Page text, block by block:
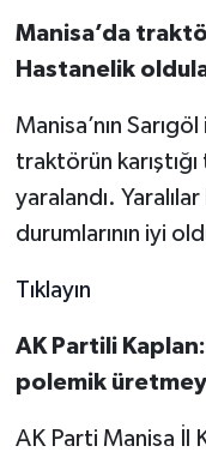
Manisa’da
Hastanelik
Manisa’nın
traktörün
yaralandı.
durumlarının iyi
Tıklayın
AK Partili
polemik
AK Parti Manisa İl